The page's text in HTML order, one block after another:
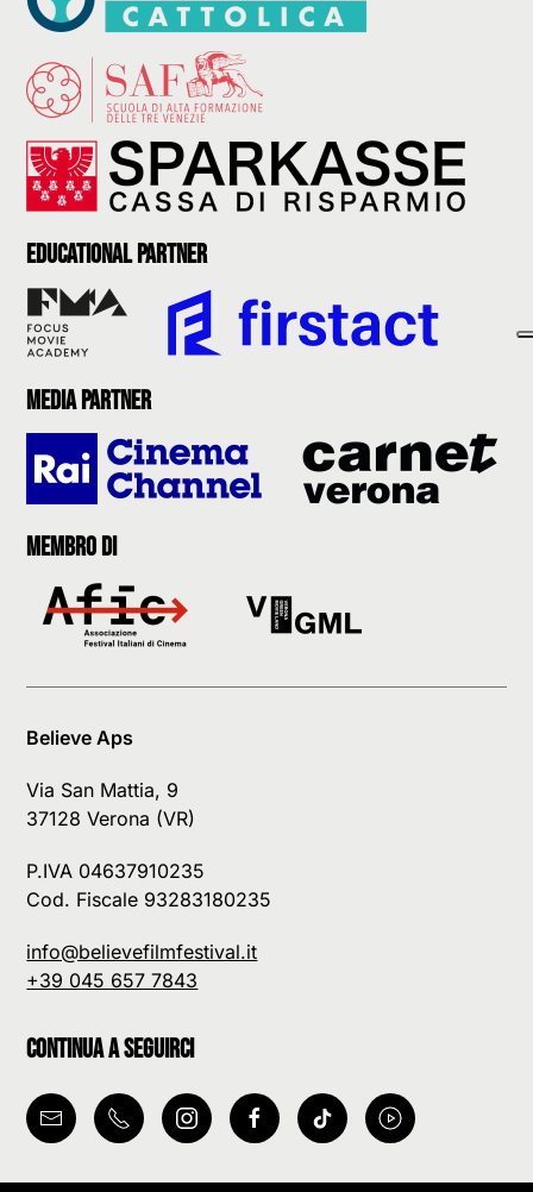
Educational partner
Media partner
Membro di
Believe Aps
Via San Mattia, 9
37128 Verona (VR)
P.IVA 04637910235
Cod. Fiscale 93283180235
info@believefilmfestival.it
+39 045 657 7843
Continua a seguirci